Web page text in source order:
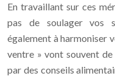
En travaillant sur ces
pas de soulager vos
également à harmoniser
ventre » vont souvent de
par des conseils